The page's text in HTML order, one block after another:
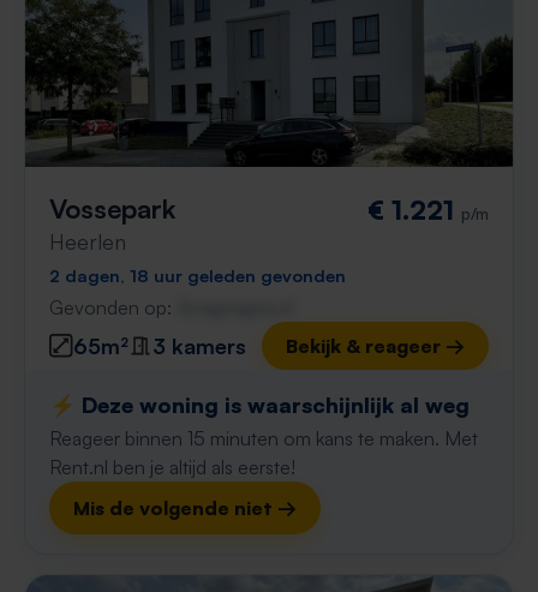
Vossepark
Heerlen
€ 1.221 p/m
2 dagen, 18 uur geleden gevonden
Gevonden op:
65m² 3 kamers Bekijk & reageer →
⚡️ Deze woning is waarschijnlijk al weg
Reageer binnen 15 minuten om kans te maken. Met
Rent.nl ben je altijd als eerste!
Mis de volgende niet →